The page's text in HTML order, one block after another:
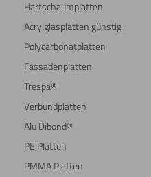
Hartschaumplatten
Acrylglasplatten günstig
Polycarbonatplatten
Fassadenplatten
Trespa®
Verbundplatten
Alu Dibond®
PE Platten
PMMA Platten